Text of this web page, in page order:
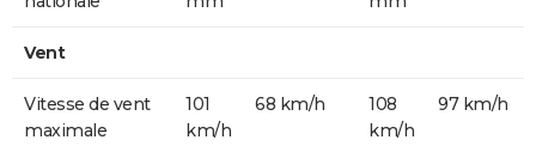
Vent
Vitesse de vent
maximale
101
km/h
68 km/h
108
km/h
97 km/h